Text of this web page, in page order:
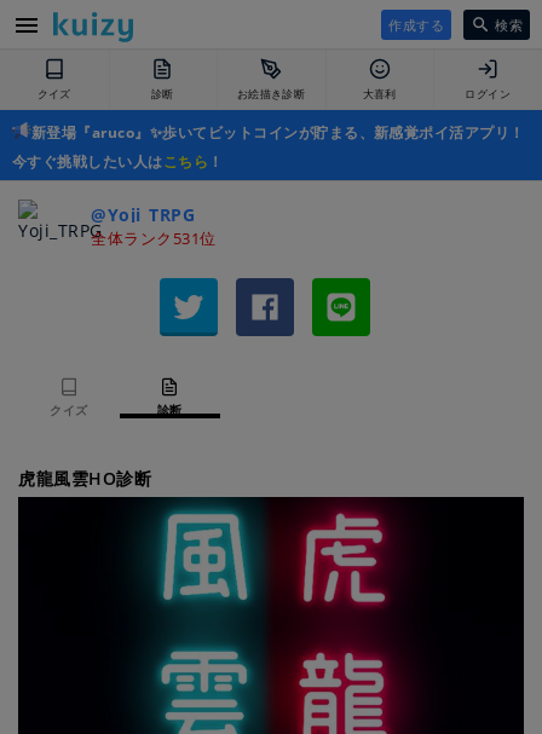
作成する 検索
クイズ 診断 お絵描き診断 大喜利 ログイン
新登場『aruco』✨歩いてビットコインが貯まる、新感覚ポイ活アプリ！
今すぐ挑戦したい人はこちら ！
@Yoji_TRPG
全体ランク531位
クイズ 診断
虎龍風雲HO診断